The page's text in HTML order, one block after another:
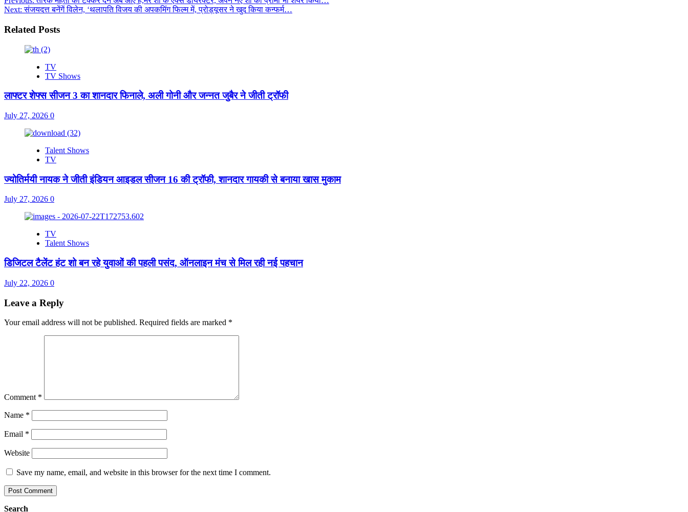
Next:संजयदत्त बनेंगें विलेन, ‘थलापति विजय की अपकमिंग फिल्म में, प्रोड्यूसर ने खुद किया कन्फर्म…
Related Posts
TV
TV Shows
लाफ्टर शेफ्स सीजन 3 का शानदार फिनाले, अली गोनी और जन्नत जुबैर ने जीती ट्रॉफी
July 27, 2026 0
Talent Shows
TV
ज्योतिर्मयी नायक ने जीती इंडियन आइडल सीजन 16 की ट्रॉफी, शानदार गायकी से बनाया खास मुकाम
July 27, 2026 0
TV
Talent Shows
डिजिटल टैलेंट हंट शो बन रहे युवाओं की पहली पसंद, ऑनलाइन मंच से मिल रही नई पहचान
July 22, 2026 0
Leave a Reply
Your email address will not be published. Required fields are marked *
Comment *
Name *
Email *
Website
Save my name, email, and website in this browser for the next time I comment.
Search